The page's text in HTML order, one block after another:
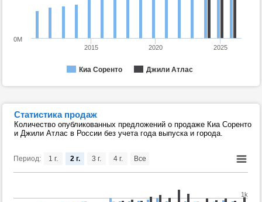
Киа Соренто Джили Атлас
2015 2020 2025
0M
Статистика продаж
Количество опубликованных предложений о продаже Киа Соренто
и Джили Атлас в России без учета года выпуска и города.
Период:
1k
1 г. 2 г. 3 г. 4 г. Все